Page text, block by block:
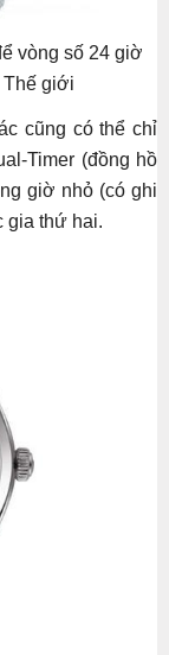
vòng số 24 giờ
Thế giới
cũng có thể chỉ
Timer (đồng hồ
giờ nhỏ (có ghi
gia thứ hai.